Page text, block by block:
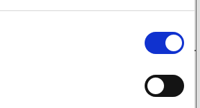
200×50 5×112